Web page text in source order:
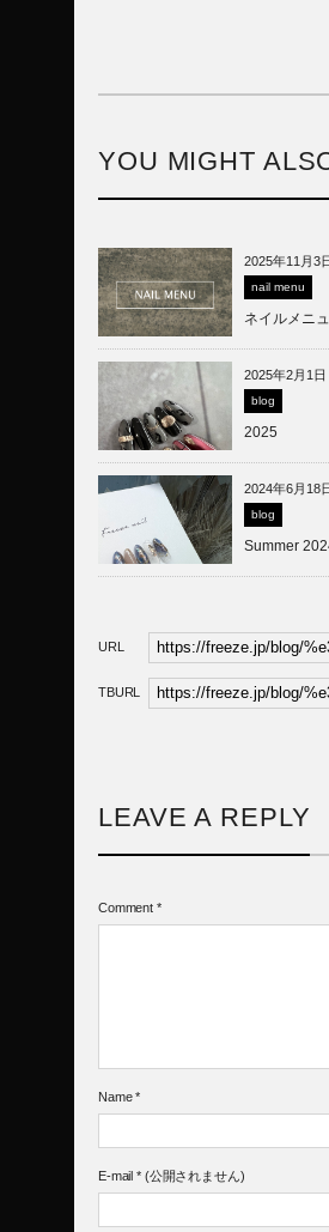
YOU MIGHT
2025年11月3
nail menu
ネイルメニ
2025年2月1日
blog
2025
2024年6月18
blog
Summer
URL
TBURL
LEAVE A REPLY
Comment *
Name *
E-mail *(公開されません)